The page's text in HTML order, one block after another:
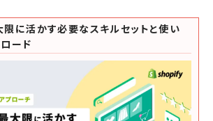
に活かす必要なスキルセットと使い
ード